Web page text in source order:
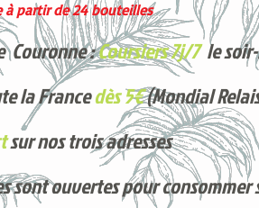
à partir de 24 bouteilles
Couronne :Coursiers 7j/7le
la Francedès 5€(Mondial
sur nos trois adresses
sont ouvertes pour consommer